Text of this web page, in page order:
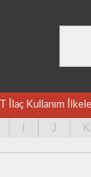
İlaç Kullanım
J K